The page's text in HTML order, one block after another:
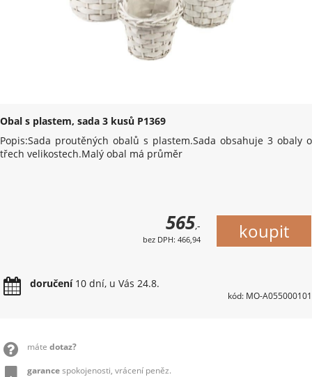
Obal s plastem, sada 3 kusů P1369
Popis:Sada proutěných obalů s plastem.Sada obsahuje 3 obaly o
třech velikostech.Malý obal má průměr
565,-
bez DPH: 466,94
doručení10 dní, u Vás 24.8.
kód: MO-A055000101
máte dotaz?
garancespokojenosti, vrácení peněz.